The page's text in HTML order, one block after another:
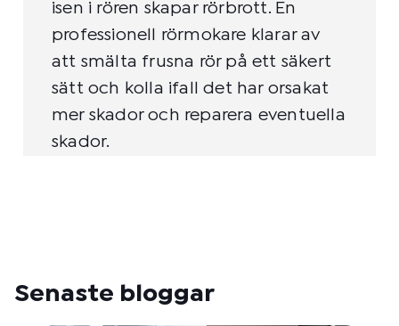
isen i rören skapar rörbrott. En
professionell rörmokare klarar av
att smälta frusna rör på ett säkert
sätt och kolla ifall det har orsakat
mer skador och reparera eventuella
skador.
Senaste bloggar